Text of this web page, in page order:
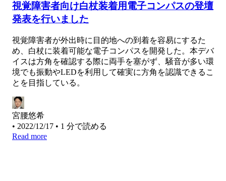
視覚障害者向け白杖装着用電子コンパスの登壇
発表を行いました
視覚障害者が外出時に目的地への到着を容易にするた
め、白杖に装着可能な電子コンパスを開発した。本デバ
イスは方角を確認する際に両手を塞がず、騒音が多い環
境でも振動やLEDを利用して確実に方角を認識できるこ
とを目指している。
宮腰悠希
• 2022/12/17 • 1 分で読める
Read more